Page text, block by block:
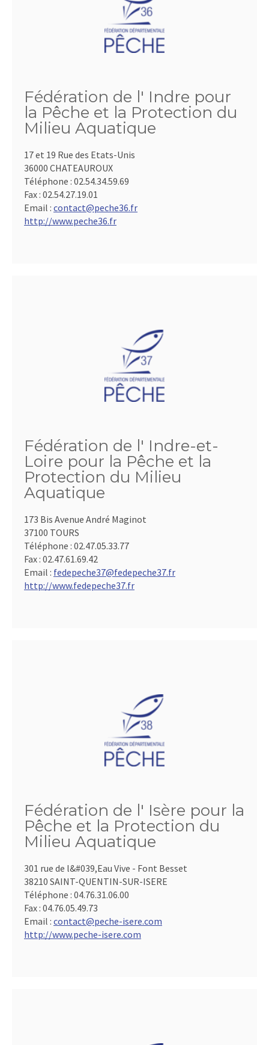
Fédération de l' Indre pour
la Pêche et la Protection du
Milieu Aquatique
17 et 19 Rue des Etats-Unis
36000 CHATEAUROUX
Téléphone : 02.54.34.59.69
Fax : 02.54.27.19.01
Email : contact@peche36.fr
http://www.peche36.fr
Fédération de l' Indre-et-
Loire pour la Pêche et la
Protection du Milieu
Aquatique
173 Bis Avenue André Maginot
37100 TOURS
Téléphone : 02.47.05.33.77
Fax : 02.47.61.69.42
Email : fedepeche37@fedepeche37.fr
http://www.fedepeche37.fr
Fédération de l' Isère pour la
Pêche et la Protection du
Milieu Aquatique
301 rue de l&#039,Eau Vive - Font Besset
38210 SAINT-QUENTIN-SUR-ISERE
Téléphone : 04.76.31.06.00
Fax : 04.76.05.49.73
Email : contact@peche-isere.com
http://www.peche-isere.com